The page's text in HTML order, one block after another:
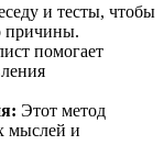
и тесты, чтобы
причины.
помогает
Этот метод
мыслей и